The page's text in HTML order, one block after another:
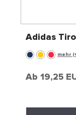
Adidas
mehr
Ab 19,25